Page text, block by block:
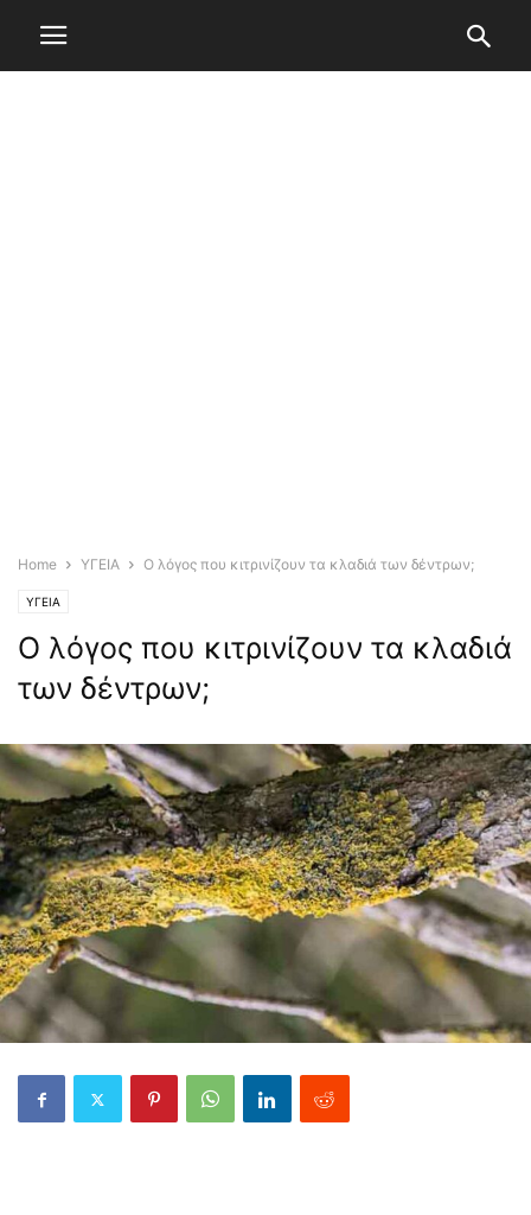
Home ΥΓΕΙΑ Ο λόγος που κιτρινίζουν τα κλαδιά των δέντρων;
ΥΓΕΙΑ
Ο λόγος που κιτρινίζουν τα κλαδιά
των δέντρων;